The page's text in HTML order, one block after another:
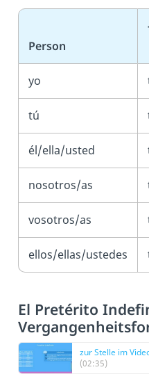
Person
yo
tú
él/ella/usted
nosotros/as
vosotros/as
ellos/ellas/ustedes
El Pretérito
zur Stelle im
(02:35)